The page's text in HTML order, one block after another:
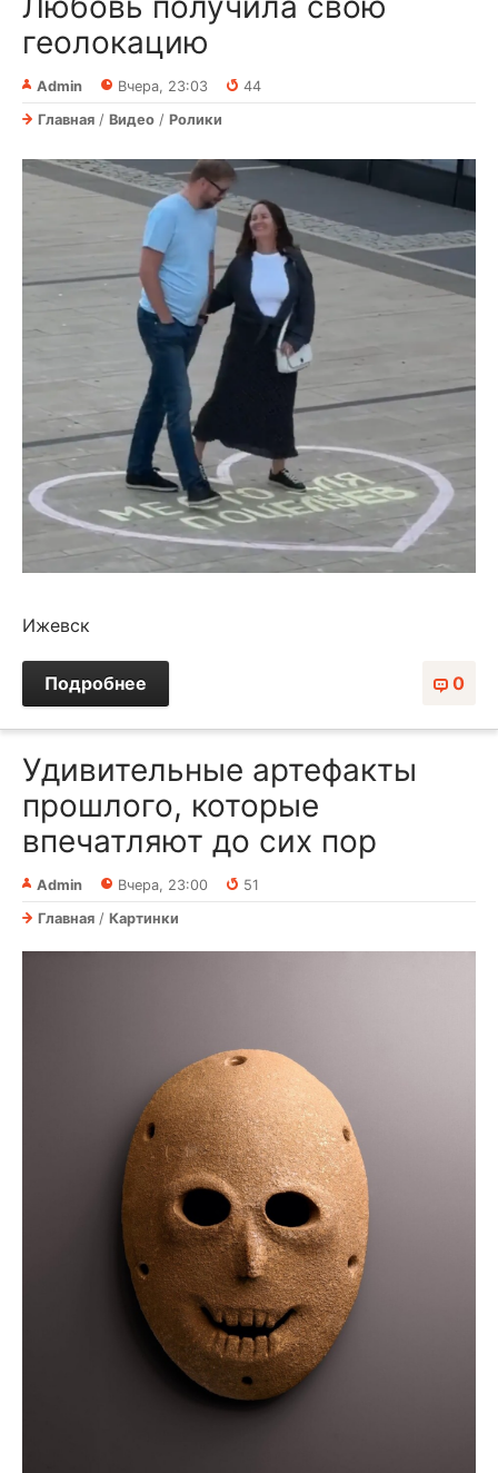
геолокацию
Admin Вчера, 23:03
44
Главная / Видео / Ролики
Ижевск
0
Подробнее
Удивительные артефакты
прошлого, которые
впечатляют до сих пор
Admin Вчера, 23:00
51
Главная / Картинки